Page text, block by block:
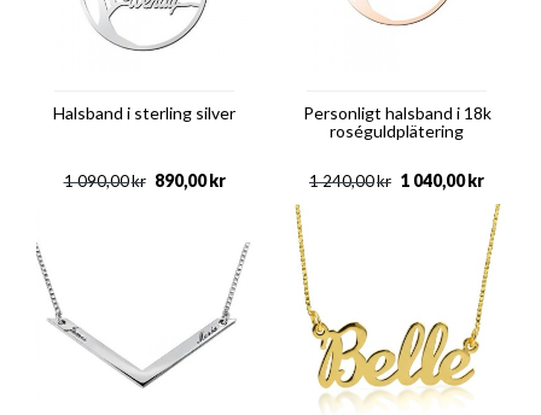
Halsband i sterling silver
kr
1 090,00 kr
890,00
Personligt halsband i 18k
roséguldplätering
kr
1 240,00 kr
1 040,00